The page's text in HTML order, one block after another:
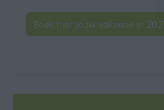
Boek hier jouw vakantie in